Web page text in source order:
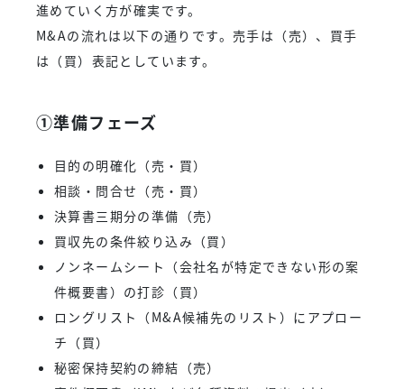
進めていく方が確実です。
M&Aの流れは以下の通りです。売手は（売）、買手
は（買）表記としています。
①準備フェーズ
目的の明確化（売・買）
相談・問合せ（売・買）
決算書三期分の準備（売）
買収先の条件絞り込み（買）
ノンネームシート（会社名が特定できない形の案
件概要書）の打診（買）
ロングリスト（M&A候補先のリスト）にアプロー
チ（買）
秘密保持契約の締結（売）